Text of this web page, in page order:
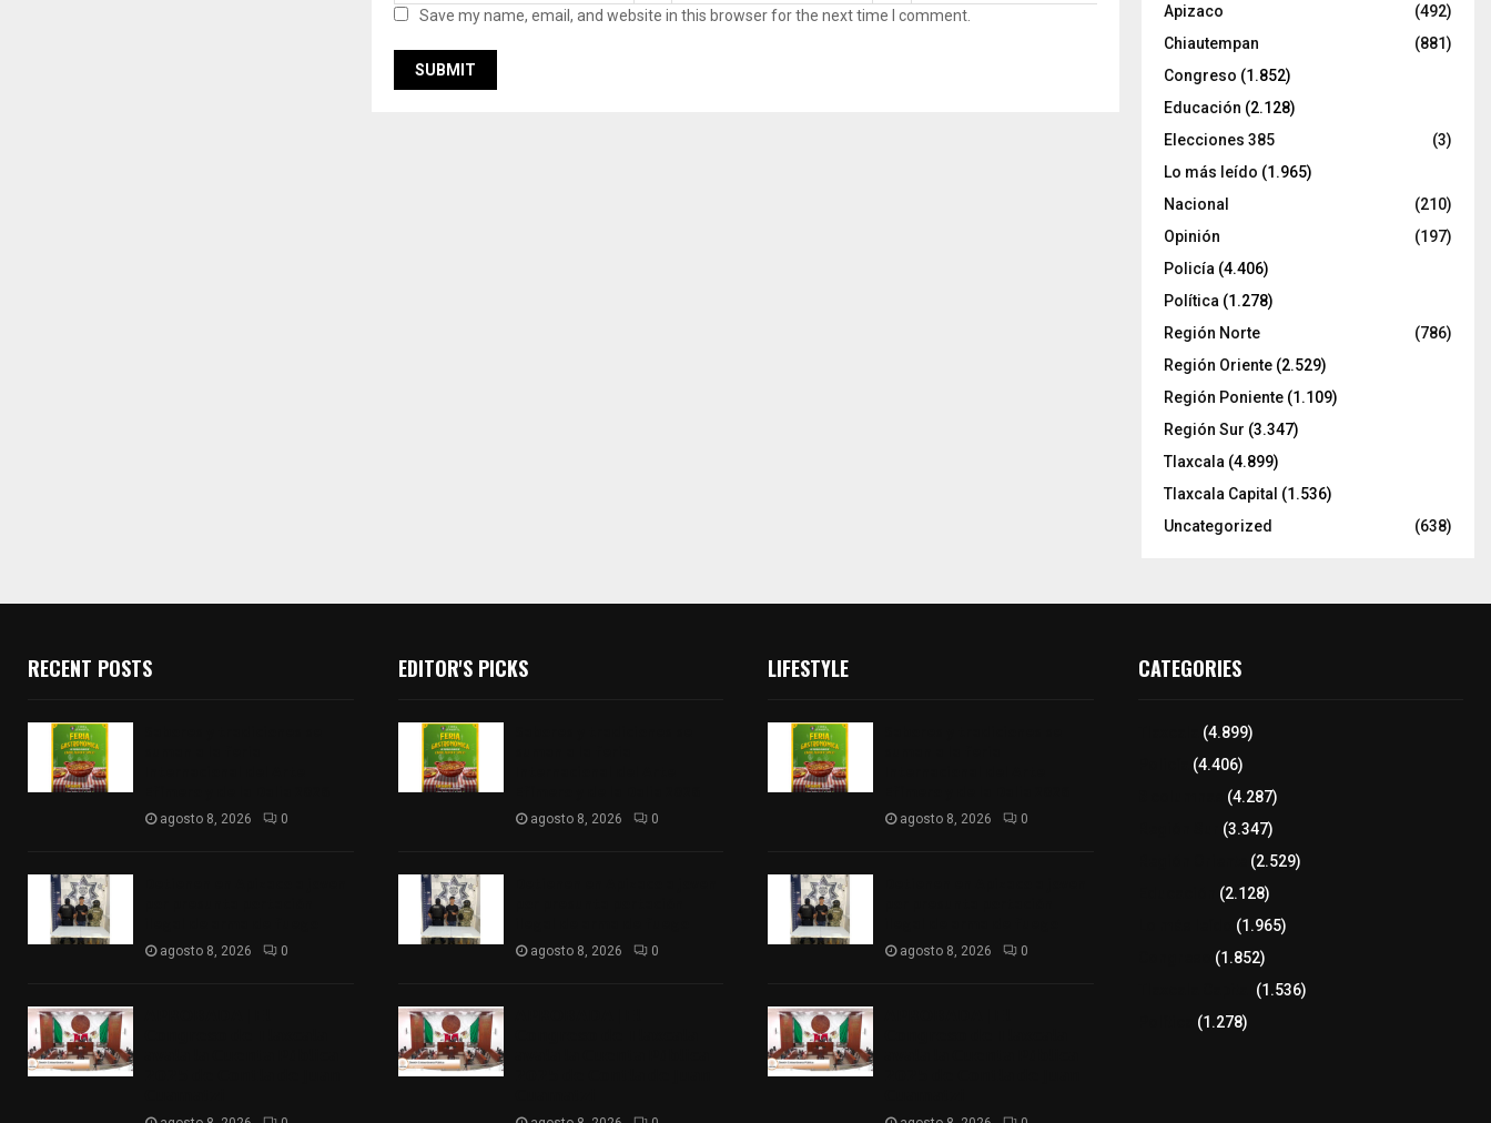
Save my name, email, and website in this browser for the next time I comment.
Apizaco
(492)
Chiautempan
(881)
Congreso (1.852)
Educación (2.128)
Elecciones 385
(3)
Lo más leído (1.965)
Nacional
(210)
Opinión
(197)
Policía (4.406)
Política (1.278)
Región Norte
(786)
Región Oriente (2.529)
Región Poniente (1.109)
Región Sur (3.347)
Tlaxcala (4.899)
Tlaxcala Capital (1.536)
Uncategorized
(638)
RECENT POSTS
agosto 8, 2026 0
agosto 8, 2026 0
EDITOR'S PICKS
agosto 8, 2026 0
agosto 8, 2026 0
LIFESTYLE
agosto 8, 2026 0
agosto 8, 2026 0
CATEGORIES
(4.899)
(4.406)
(4.287)
(3.347)
(2.529)
(2.128)
(1.965)
(1.852)
(1.536)
(1.278)